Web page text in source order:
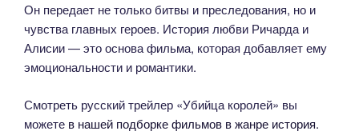
Он передает не только битвы и преследования, но и
чувства главных героев. История любви Ричарда и
Алисии — это основа фильма, которая добавляет ему
эмоциональности и романтики.
Смотреть русский трейлер «Убийца королей» вы
можете в нашей подборке фильмов в жанре история.